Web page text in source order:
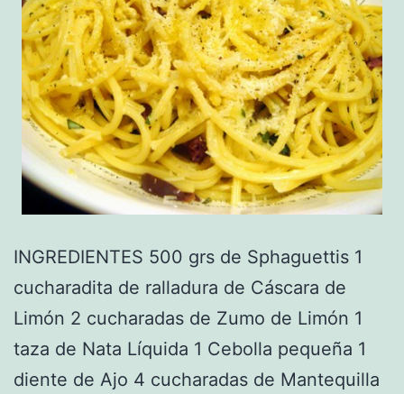
INGREDIENTES 500 grs de Sphaguettis 1
cucharadita de ralladura de Cáscara de
Limón 2 cucharadas de Zumo de Limón 1
taza de Nata Líquida 1 Cebolla pequeña 1
diente de Ajo 4 cucharadas de Mantequilla